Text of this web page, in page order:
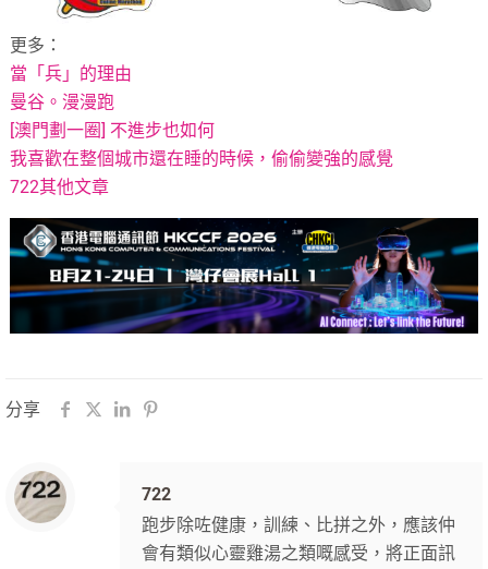
更多：
當「兵」的理由
曼谷。漫漫跑
[澳門劃一圈] 不進步也如何
我喜歡在整個城市還在睡的時候，偷偷變強的感覺
722其他文章
分享
722
跑步除咗健康，訓練、比拼之外，應該仲
會有類似心靈雞湯之類嘅感受，將正面訊